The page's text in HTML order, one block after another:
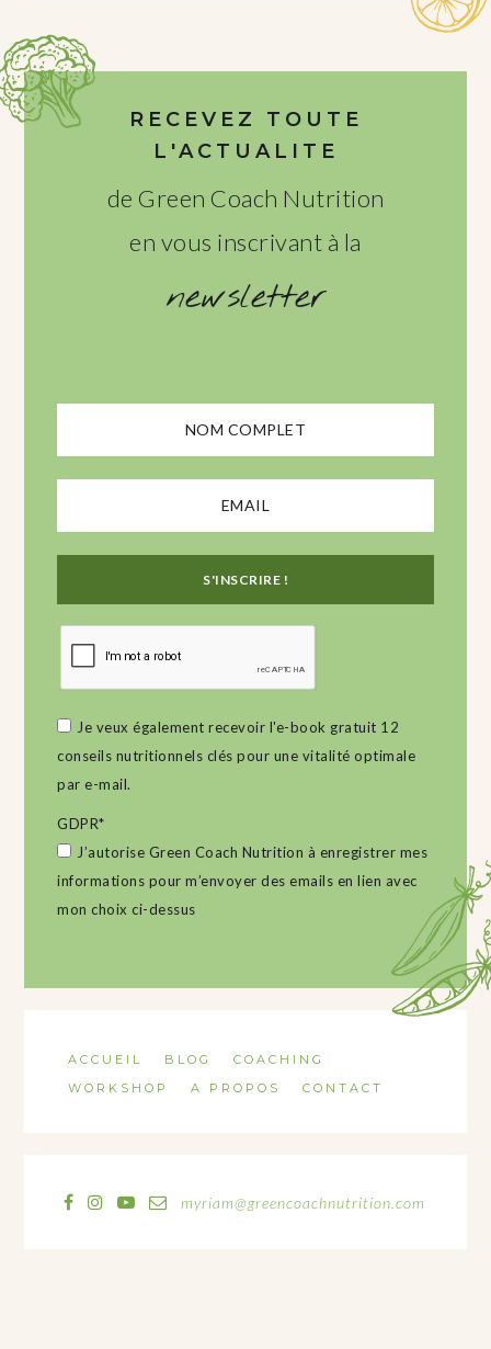
RECEVEZ TOUTE
L'ACTUALITE
de Green Coach Nutrition
en vous inscrivant à la
newsletter
Je veux également recevoir l'e-book gratuit 12
conseils nutritionnels clés pour une vitalité optimale
par e-mail.
GDPR*
J’autorise Green Coach Nutrition à enregistrer mes
informations pour m’envoyer des emails en lien avec
mon choix ci-dessus
ACCUEIL BLOG
COACHING
WORKSHOP
A PROPOS CONTACT
myriam@greencoachnutrition.com